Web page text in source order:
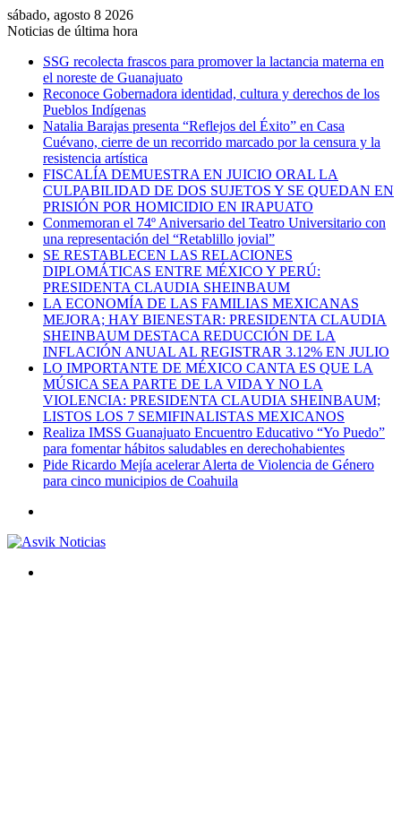
sábado, agosto 8 2026
Noticias de última hora
SSG recolecta frascos para promover la lactancia materna en
el noreste de Guanajuato
Reconoce Gobernadora identidad, cultura y derechos de los
Pueblos Indígenas
Natalia Barajas presenta “Reflejos del Éxito” en Casa
Cuévano, cierre de un recorrido marcado por la censura y la
resistencia artística
FISCALÍA DEMUESTRA EN JUICIO ORAL LA
CULPABILIDAD DE DOS SUJETOS Y SE QUEDAN EN
PRISIÓN POR HOMICIDIO EN IRAPUATO
Conmemoran el 74º Aniversario del Teatro Universitario con
una representación del “Retablillo jovial”
SE RESTABLECEN LAS RELACIONES
DIPLOMÁTICAS ENTRE MÉXICO Y PERÚ:
PRESIDENTA CLAUDIA SHEINBAUM
LA ECONOMÍA DE LAS FAMILIAS MEXICANAS
MEJORA; HAY BIENESTAR: PRESIDENTA CLAUDIA
SHEINBAUM DESTACA REDUCCIÓN DE LA
INFLACIÓN ANUAL AL REGISTRAR 3.12% EN JULIO
LO IMPORTANTE DE MÉXICO CANTA ES QUE LA
MÚSICA SEA PARTE DE LA VIDA Y NO LA
VIOLENCIA: PRESIDENTA CLAUDIA SHEINBAUM;
LISTOS LOS 7 SEMIFINALISTAS MEXICANOS
Realiza IMSS Guanajuato Encuentro Educativo “Yo Puedo”
para fomentar hábitos saludables en derechohabientes
Pide Ricardo Mejía acelerar Alerta de Violencia de Género
para cinco municipios de Coahuila